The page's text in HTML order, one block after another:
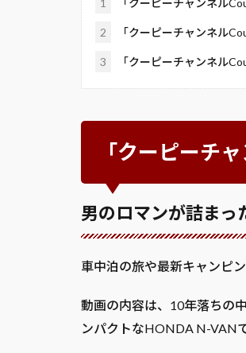
1 「クーピーチャンネル
2 「クーピーチャンネル
3 「クーピーチャンネル
「クーピーチ
男のロマンが詰まっ
車中泊の旅や最新キャンピ
動画の内容は、10年落ちの
ンパクトなHONDA N-VAN